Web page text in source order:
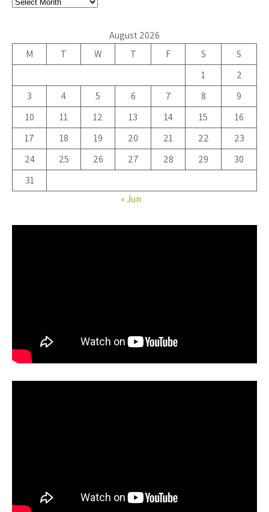
August 2026
M
T W T F S
S
1
2
3
4 5 6 7 8
9
10
11 12 13 14 15
16
17
18 19 20 21 22
23
24
25 26 27 28 29
30
31
« Jun